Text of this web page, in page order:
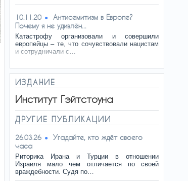
10.11.20
Антисемитизм в Европе?
Почему я не удивлён...
Катастрофу организовали и совершили
европейцы – те, что сочувствовали нацистам
и сотрудничали с…
ИЗДАНИЕ
Институт Гэйтстоуна
ДРУГИЕ ПУБЛИКАЦИИ
26.03.26
Угадайте, кто ждёт своего
часа
Риторика Ирана и Турции в отношении
Израиля мало чем отличается по своей
враждебности. Судя по…